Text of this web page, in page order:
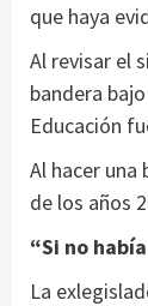
que haya
Al revisar el
bandera
Educación
Al hacer
de los años
“Si no
La